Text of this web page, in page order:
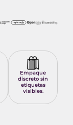
Empaque
discreto sin
etiquetas
visibles.